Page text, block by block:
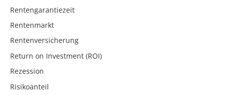
Rentengarantiezeit
Rentenmarkt
Rentenversicherung
Return on Investment (ROI)
Rezession
Risikoanteil